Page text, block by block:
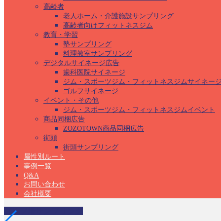
高齢者
老人ホーム・介護施設サンプリング
高齢者向けフィットネスジム
教育・学習
塾サンプリング
料理教室サンプリング
デジタルサイネージ広告
歯科医院サイネージ
ジム・スポーツジム・フィットネスジムサイネー
ゴルフサイネージ
イベント・その他
ジム・スポーツジム・フィットネスジムイベント
商品同梱広告
ZOZOTOWN商品同梱広告
街頭
街頭サンプリング
属性別ルート
事例一覧
Q&A
お問い合わせ
会社概要
ゴルフ場サンプリング